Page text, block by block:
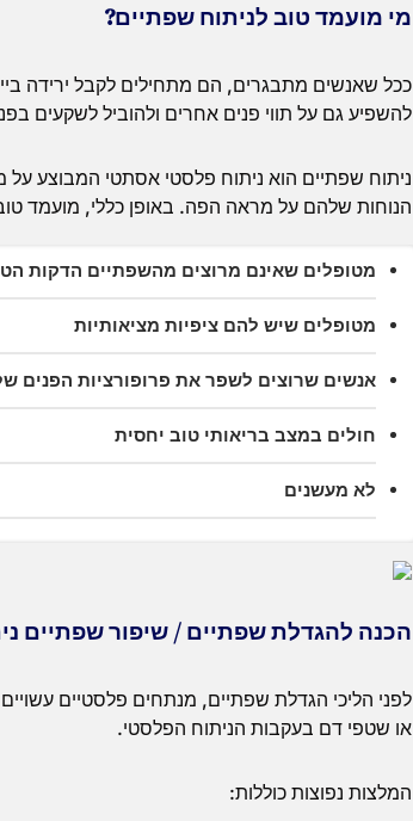
מי מועמד טוב לניתוח שפתיים?
ככל שאנשים מתבגרים, הם מתחילים לקבל ירידה
להשפיע גם על תווי פנים אחרים ולהוביל לשקעים
ניתוח שפתיים הוא ניתוח פלסטי אסתטי המבוצע
הנוחות שלהם על מראה הפה. באופן כללי, מועמד
מטופלים שאינם מרוצים מהשפתיים הדקות
מטופלים שיש להם ציפיות מציאותיות
אנשים שרוצים לשפר את פרופורציות
חולים במצב בריאותי טוב יחסית
לא מעשנים
הכנה להגדלת שפתיים / שיפור שפתיים
לפני הליכי הגדלת שפתיים, מנתחים פלסטיים
או שטפי דם בעקבות הניתוח הפלסטי.
המלצות נפוצות כוללות: